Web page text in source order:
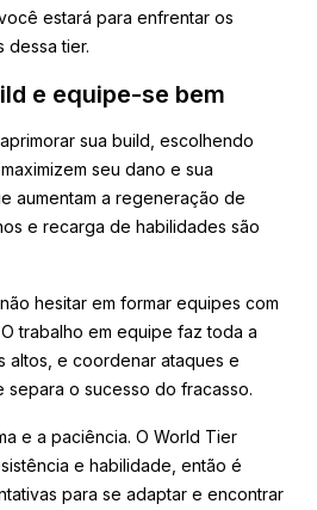
estará para enfrentar os
dessa tier.
e equipe-se bem
sua build, escolhendo
seu dano e sua
aumentam a regeneração de
e recarga de habilidades são
hesitar em formar equipes com
trabalho em equipe faz toda a
altos, e coordenar ataques e
o sucesso do fracasso.
e a paciência. O World Tier
e habilidade, então é
para se adaptar e encontrar